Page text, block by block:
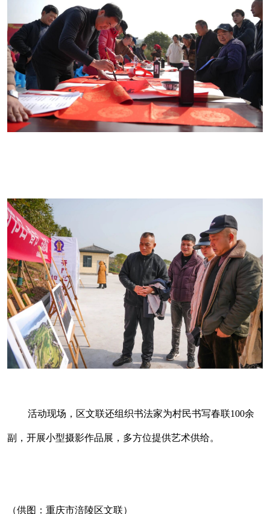
活动现场，区文联还组织书法家为村民书写春联100余
副，开展小型摄影作品展，多方位提供艺术供给。
（供图：重庆市涪陵区文联）